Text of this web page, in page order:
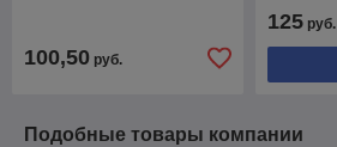
100,50 руб.
125руб.
Подобные товары компании